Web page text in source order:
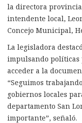
la directora
intendente local,
Concejo Municipal,
La legisladora
impulsando políticas
acceder a la
“Seguimos
gobiernos locales
departamento San
importante”, señaló.